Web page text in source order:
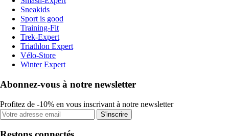
Sneakids
Sport is good
Training-Fit
Trek-Expert
Triathlon Expert
Vélo-Store
Winter Expert
Abonnez-vous à notre newsletter
Profitez de -10% en vous inscrivant à notre newsletter
S'inscrire